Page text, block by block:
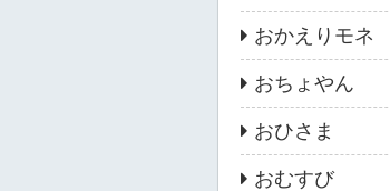
おかえりモネ
おちょやん
おひさま
おむすび